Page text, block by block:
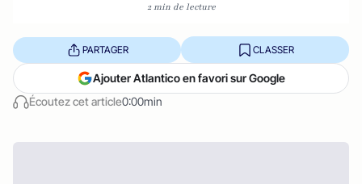
2 min de lecture
Écoutez cet article0:00min
PARTAGER CLASSER
Ajouter Atlantico en favori sur Google